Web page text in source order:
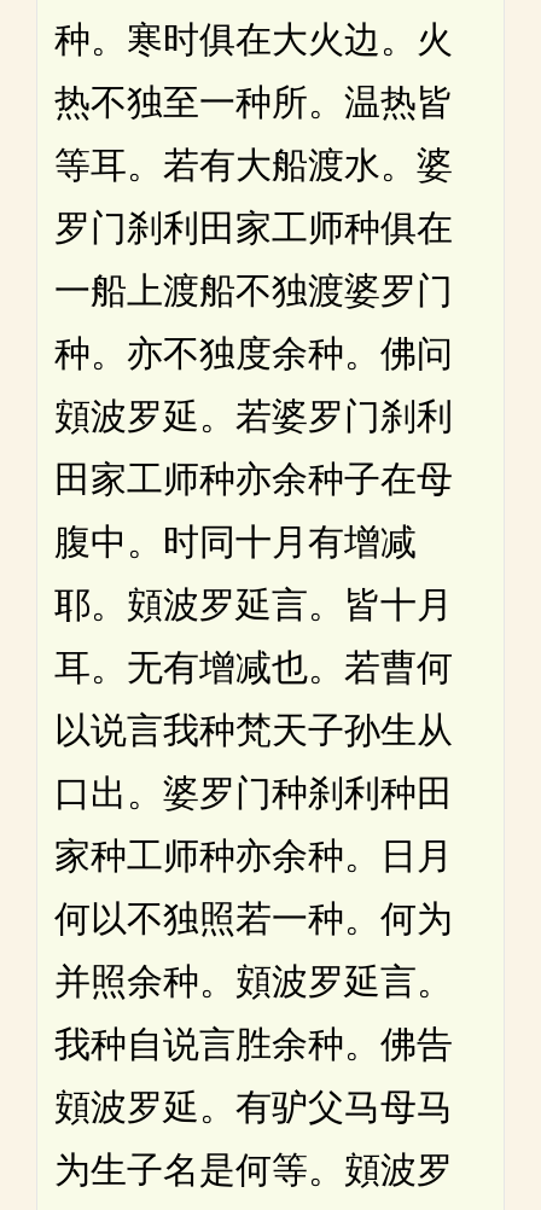
种。寒时俱在大火边。火
热不独至一种所。温热皆
等耳。若有大船渡水。婆
罗门刹利田家工师种俱在
一船上渡船不独渡婆罗门
种。亦不独度余种。佛问
頞波罗延。若婆罗门刹利
田家工师种亦余种子在母
腹中。时同十月有增减
耶。頞波罗延言。皆十月
耳。无有增减也。若曹何
以说言我种梵天子孙生从
口出。婆罗门种刹利种田
家种工师种亦余种。日月
何以不独照若一种。何为
并照余种。頞波罗延言。
我种自说言胜余种。佛告
頞波罗延。有驴父马母马
为生子名是何等。頞波罗